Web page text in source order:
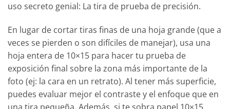
uso secreto genial: La tira de prueba de precisión.
En lugar de cortar tiras finas de una hoja grande (que a
veces se pierden o son difíciles de manejar), usa una
hoja entera de 10×15 para hacer tu prueba de
exposición final sobre la zona más importante de la
foto (ej: la cara en un retrato). Al tener más superficie,
puedes evaluar mejor el contraste y el enfoque que en